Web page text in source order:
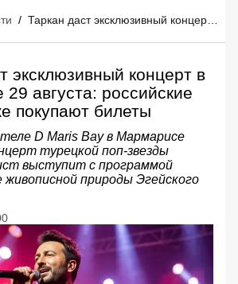
/
эксклюзивный концерт в
августа: российские
покупают билеты
D Maris Bay в Мармарисе
турецкой поп-звезды
выступит с программой
природы Эгейского